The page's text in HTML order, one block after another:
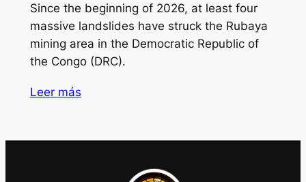
Since the beginning of 2026, at least four
massive landslides have struck the Rubaya
mining area in the Democratic Republic of
the Congo (DRC).
Leer más